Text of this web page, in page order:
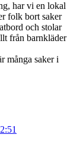
har vi en lokal
folk bort saker
och stolar
från barnkläder
många saker i